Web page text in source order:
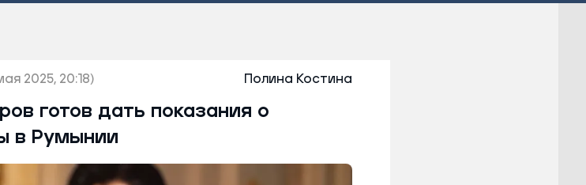
2025, 20:18) Полина Костина
готов дать показания о
в Румынии